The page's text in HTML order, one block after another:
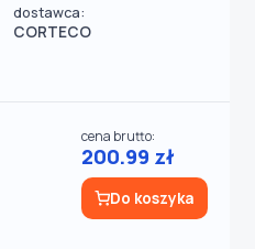
dostawca:
CORTECO
cena brutto:
200.99 zł
Do koszyka